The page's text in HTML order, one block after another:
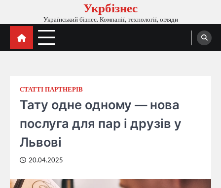
вмісту
Укрбізнес
Український бізнес. Компанії, технології, огляди
СТАТТІ ПАРТНЕРІВ
Тату одне одному — нова
послуга для пар і друзів у
Львові
20.04.2025